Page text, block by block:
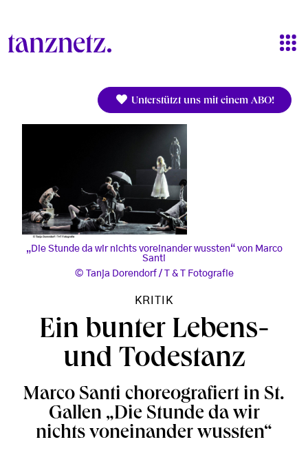
Unterstützt uns mit einem ABO!
„Die Stunde da wir nichts voreinander wussten“ von Marco
Santi
Tanja Dorendorf / T & T Fotografie
KRITIK
Ein bunter Lebens-
und Todestanz
Marco Santi choreografiert in St.
Gallen „Die Stunde da wir
nichts voneinander wussten“